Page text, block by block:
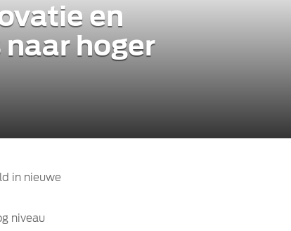
en
hoger
in nieuwe
niveau